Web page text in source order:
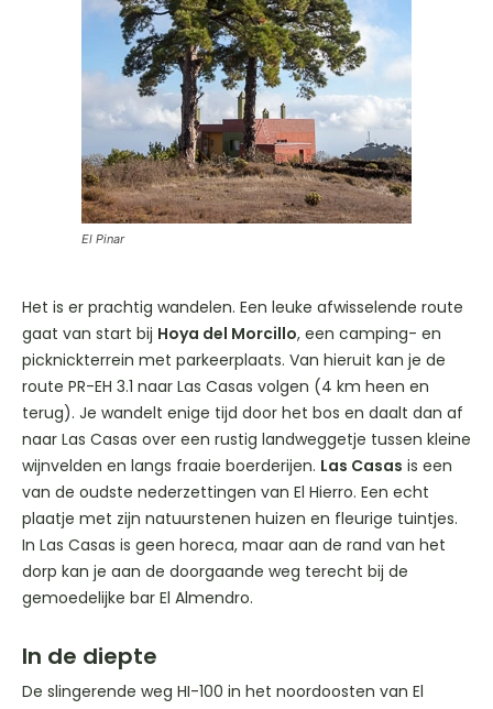
El Pinar
Het is er prachtig wandelen. Een leuke afwisselende route
gaat van start bij Hoya del Morcillo, een camping- en
picknickterrein met parkeerplaats. Van hieruit kan je de
route PR-EH 3.1 naar Las Casas volgen (4 km heen en
terug). Je wandelt enige tijd door het bos en daalt dan af
naar Las Casas over een rustig landweggetje tussen kleine
wijnvelden en langs fraaie boerderijen. Las Casas is een
van de oudste nederzettingen van El Hierro. Een echt
plaatje met zijn natuurstenen huizen en fleurige tuintjes.
In Las Casas is geen horeca, maar aan de rand van het
dorp kan je aan de doorgaande weg terecht bij de
gemoedelijke bar El Almendro.
In de diepte
De slingerende weg HI-100 in het noordoosten van El